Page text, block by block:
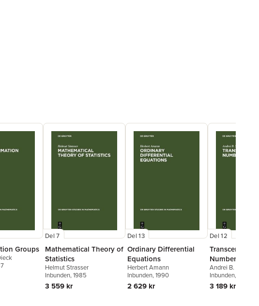
Groups
Del 7
Mathematical Theory of
Statistics
Helmut Strasser
Inbunden, 1985
3 559 kr
Del 13
Ordinary Differential
Equations
Herbert Amann
Inbunden, 1990
2 629 kr
Del 12
Numbers
Andrei B.
Inbunden, 1989
3 189 kr